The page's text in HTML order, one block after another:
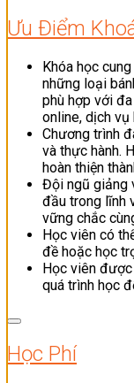
Ưu Điểm
Khóa học
những loại
phù hợp với
online, dịch
Chương trình
và thực hành.
hoàn thiện
Đội ngũ giảng
đầu trong lĩnh
vững chắc
Học viên có
đề hoặc học
Học viên
quá trình học
Học Phí